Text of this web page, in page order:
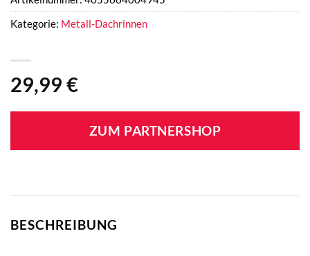
29,99 €
ZUM PARTNERSHOP
Kategorie: Metall-Dachrinnen
BESCHREIBUNG